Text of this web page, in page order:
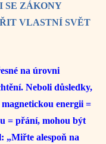
SE ZÁKONY
VLASTNÍ SVĚT
na úrovni
Neboli důsledky,
energii =
= přání, mohou být
„Miřte alespoň na